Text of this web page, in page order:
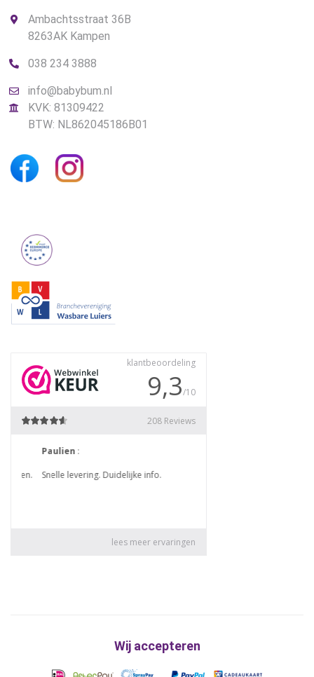
Ambachtsstraat 36B
8263AK Kampen
038 234 3888
info@babybum.nl
KVK: 81309422
BTW: NL862045186B01
Wij accepteren